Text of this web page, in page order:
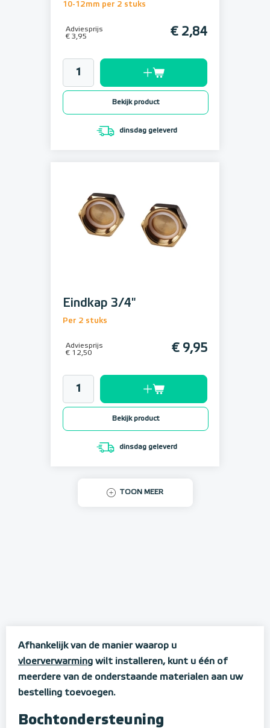
10-12mm per 2 stuks
Adviesprijs
€ 3,95
€ 2,84
Bekijk product
dinsdag geleverd
Eindkap 3/4"
Per 2 stuks
Adviesprijs
€ 12,50
€ 9,95
Bekijk product
dinsdag geleverd
TOON MEER
Afhankelijk van de manier waarop u
vloerverwarming wilt installeren, kunt u één of
meerdere van de onderstaande materialen aan uw
bestelling toevoegen.
Bochtondersteuning